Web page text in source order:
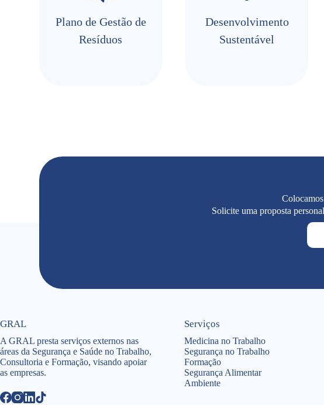
Plano de Gestão de
Resíduos
Desenvolvimento
Sustentável
Solicite uma proposta
GRAL
A GRAL presta serviços externos nas
áreas da Segurança e Saúde no Trabalho,
Consultoria e Formação, visando apoiar
as empresas.
Serviços
Medicina no Trabalho
Segurança no Trabalho
Formação
Segurança Alimentar
Ambiente